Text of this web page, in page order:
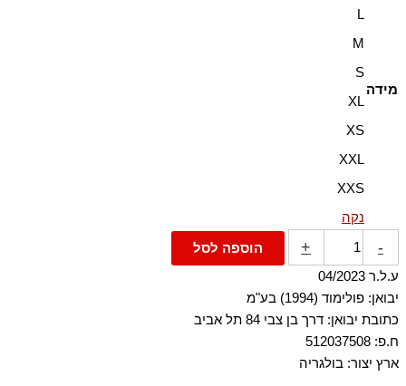
מידה
L
M
S
XL
XS
XXL
XXS
נקה
-
+
הוספה לסל
ע.ל.ר 04/2023
יבואן: פולימוד (1994) בע"מ
כתובת יבואן: דרך בן צבי 84 תל אביב
ח.פ: 512037508
ארץ יצור: בולגריה